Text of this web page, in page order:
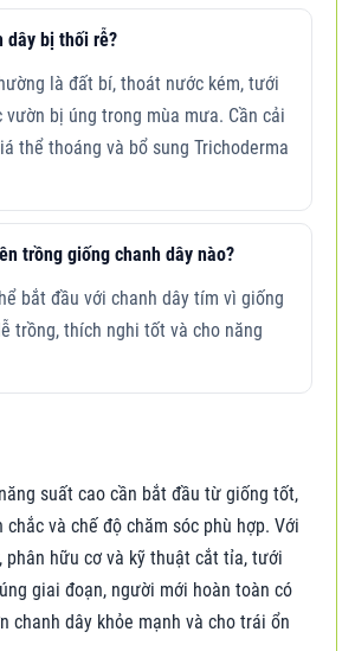
dây bị thối rễ?
là đất bí, thoát nước kém, tưới
vườn bị úng trong mùa mưa. Cần cải
thể thoáng và bổ sung Trichoderma
trồng giống chanh dây nào?
bắt đầu với chanh dây tím vì giống
trồng, thích nghi tốt và cho năng
suất cao cần bắt đầu từ giống tốt,
và chế độ chăm sóc phù hợp. Với
phân hữu cơ và kỹ thuật cắt tỉa, tưới
giai đoạn, người mới hoàn toàn có
chanh dây khỏe mạnh và cho trái ổn